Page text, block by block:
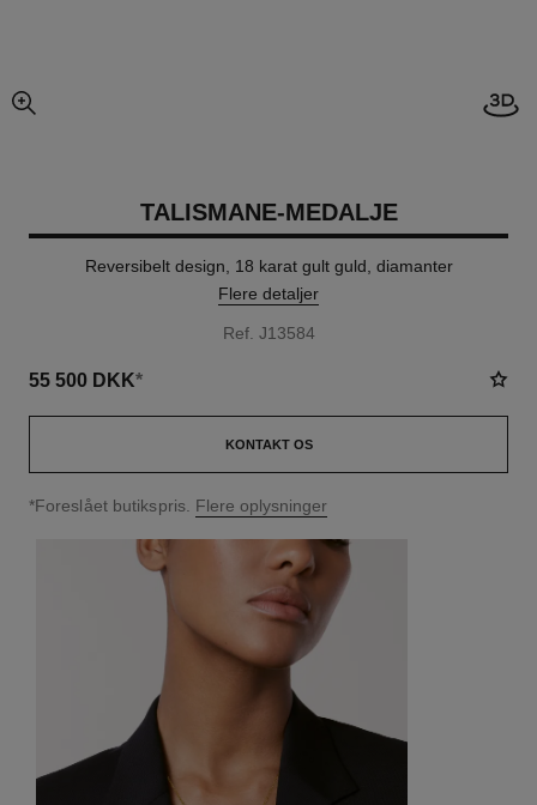
forstørret billedvisning
TALISMANE-MEDALJE
Reversibelt design, 18 karat gult guld, diamanter
Flere detaljer
Ref. J13584
55 500 DKK*
KONTAKT OS
↩
*Foreslået butikspris. Flere oplysninger